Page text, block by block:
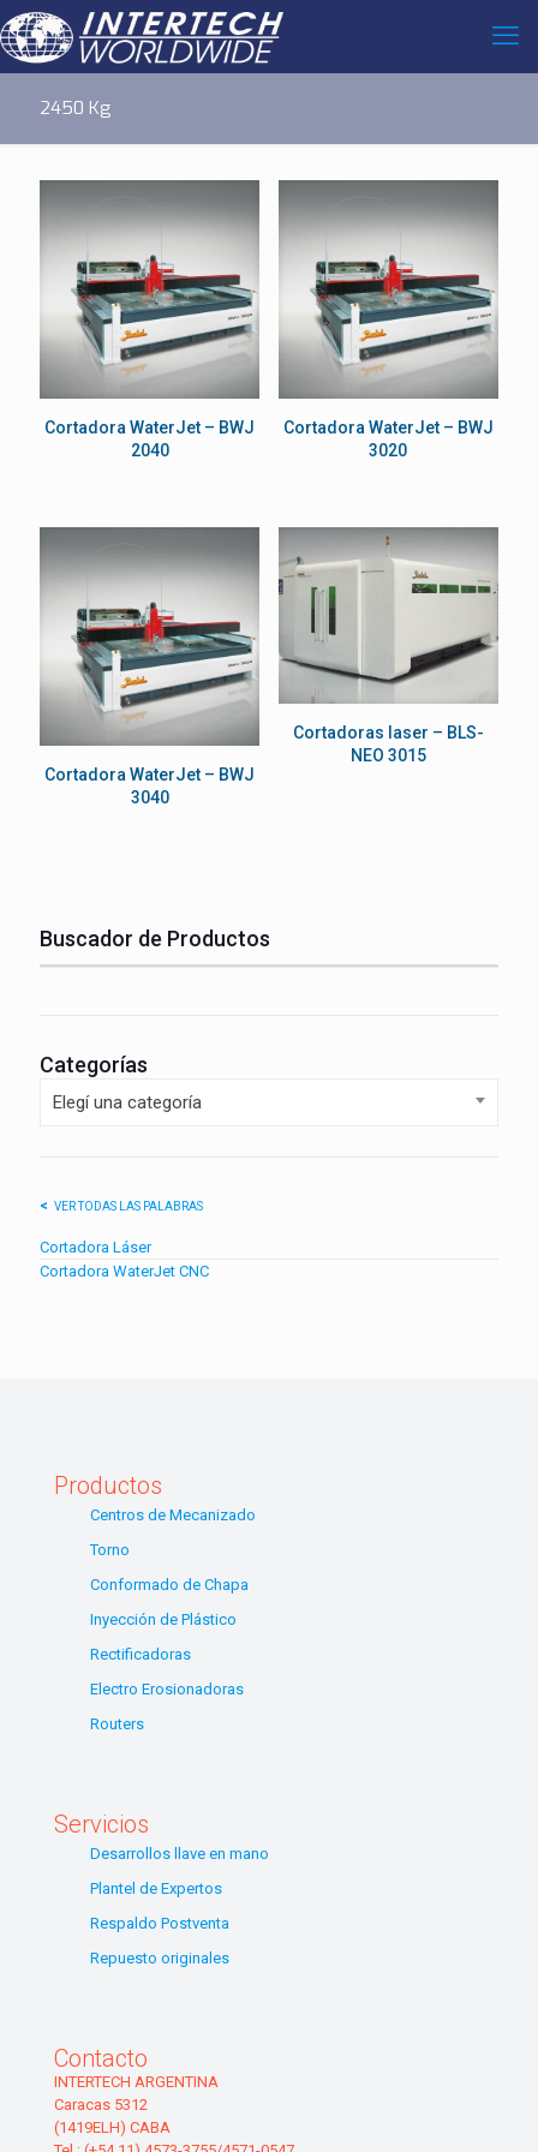
2450 Kg
Cortadora WaterJet – BWJ
2040
Cortadora WaterJet – BWJ
3020
Cortadora WaterJet – BWJ
3040
Cortadoras laser – BLS-
NEO 3015
Buscador de Productos
Categorías
Elegí una categoría
VER TODAS LAS PALABRAS
Cortadora Láser
Cortadora WaterJet CNC
Productos
Centros de Mecanizado
Torno
Conformado de Chapa
Inyección de Plástico
Rectificadoras
Electro Erosionadoras
Routers
Servicios
Desarrollos llave en mano
Plantel de Expertos
Respaldo Postventa
Repuesto originales
Contacto
INTERTECH ARGENTINA
Caracas 5312
(1419ELH) CABA